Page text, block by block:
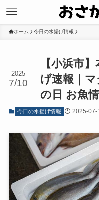
ホーム 今日の水揚げ情報
【小浜市
げ速報｜
の日 お魚
2025
7/10
今日の水揚げ情報 2025-07-